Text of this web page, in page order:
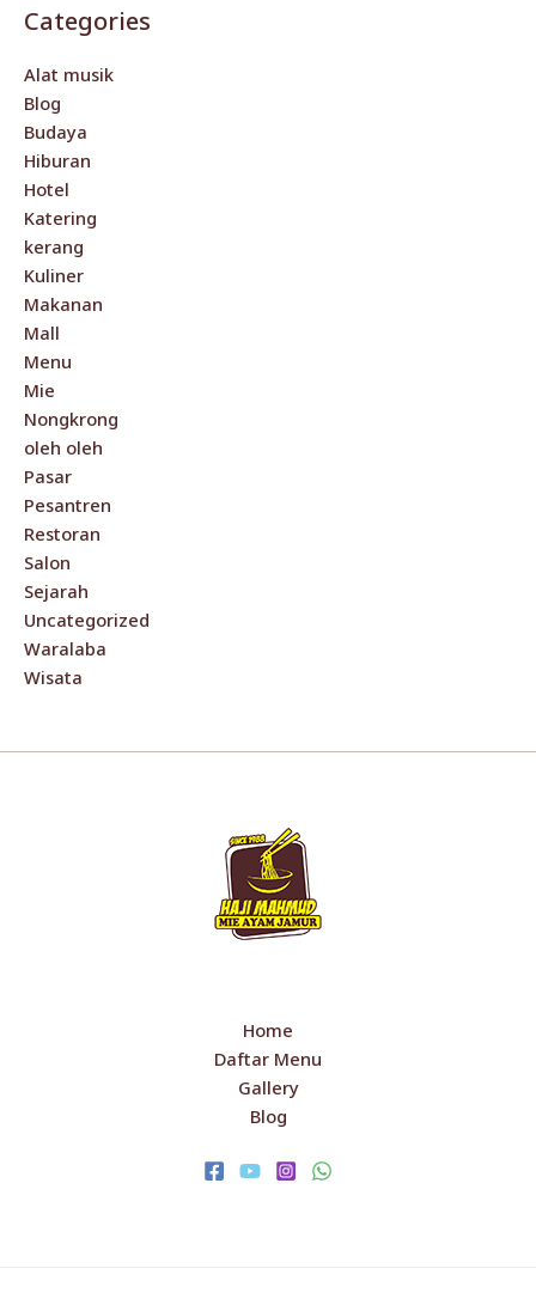
Categories
Alat musik
Blog
Budaya
Hiburan
Hotel
Katering
kerang
Kuliner
Makanan
Mall
Menu
Mie
Nongkrong
oleh oleh
Pasar
Pesantren
Restoran
Salon
Sejarah
Uncategorized
Waralaba
Wisata
Home
Daftar Menu
Gallery
Blog